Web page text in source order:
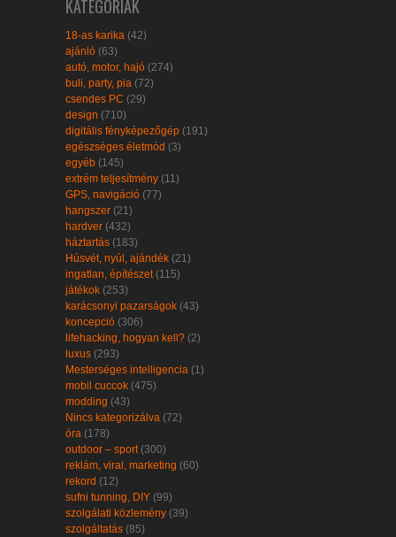
KATEGÓRIÁK
18-as karika (42)
ajánló (63)
autó, motor, hajó (274)
buli, party, pia (72)
csendes PC (29)
design (710)
digitális fényképezőgép (191)
egészséges életmód (3)
egyéb (145)
extrém teljesítmény (11)
GPS, navigáció (77)
hangszer (21)
hardver (432)
háztartás (183)
Húsvét, nyúl, ajándék (21)
ingatlan, építészet(115)
játékok (253)
karácsonyi pazarságok (43)
koncepció (306)
lifehacking, hogyan kell? (2)
luxus (293)
Mesterséges intelligencia (1)
mobil cuccok (475)
modding (43)
Nincs kategorizálva (72)
óra (178)
outdoor – sport(300)
reklám, viral, marketing (60)
rekord (12)
sufni tunning, DIY (99)
szolgálati közlemény (39)
szolgáltatás (85)